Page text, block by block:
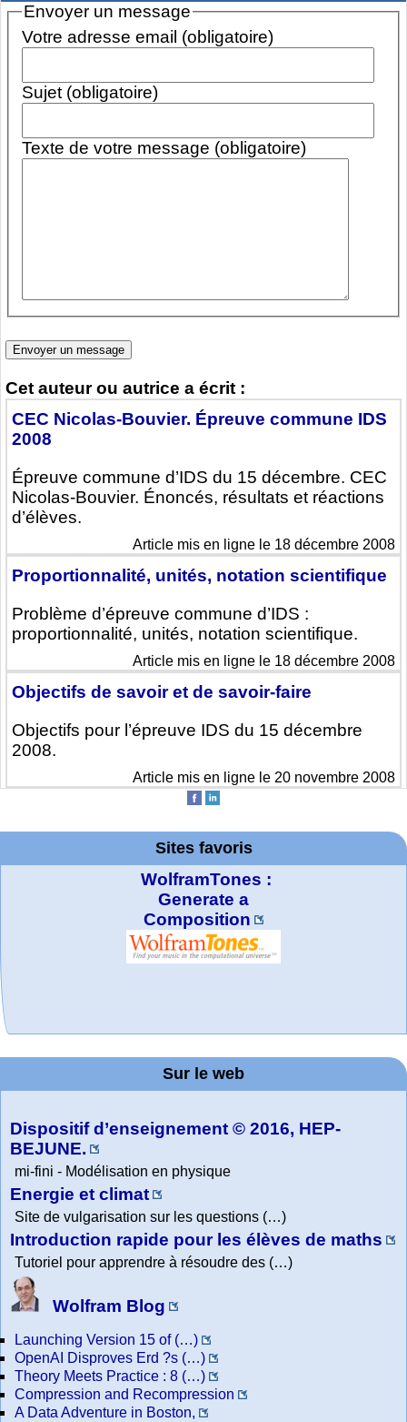
Envoyer un message
Votre adresse email (obligatoire)
Sujet (obligatoire)
Texte de votre message (obligatoire)
Cet auteur ou autrice a écrit :
CEC Nicolas-Bouvier. Épreuve commune IDS
2008
Épreuve commune d’IDS du 15 décembre. CEC
Nicolas-Bouvier. Énoncés, résultats et réactions
d’élèves.
Article mis en ligne le 18 décembre 2008
Proportionnalité, unités, notation scientifique
Problème d’épreuve commune d’IDS :
proportionnalité, unités, notation scientifique.
Article mis en ligne le 18 décembre 2008
Objectifs de savoir et de savoir-faire
Objectifs pour l’épreuve IDS du 15 décembre
2008.
Article mis en ligne le 20 novembre 2008
Sites favoris
Wolfram web
resources
WolframTones :
Generate a
Composition
Online math
practice and
lessons
Wolfram
Education Portal
Arts-Scènes
Wolfram
Mathematica
Tutorial
Collection
Wolfram
Demonstrations
Project. College
Physics
Office fédéral de
la statistique
TED Talks
MATHCURVE.CO
M
Sur le web
Dispositif d’enseignement © 2016, HEP-
BEJUNE.
mi-fini - Modélisation en physique
Energie et climat
Site de vulgarisation sur les questions (…)
Introduction rapide pour les élèves de maths
Tutoriel pour apprendre à résoudre des (…)
Wolfram Blog
Launching Version 15 of (…)
OpenAI Disproves Erd ?s (…)
Theory Meets Practice : 8 (…)
Compression and Recompression
A Data Adventure in Boston,